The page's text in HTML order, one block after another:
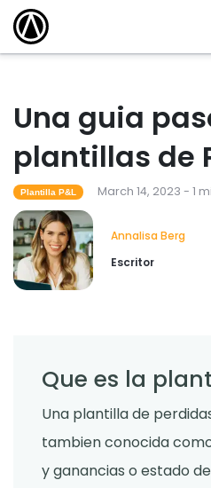
Una guia
plantillas de
Plantilla P&L March 14, 2023 - 1
Annalisa Berg
Escritor
Que es la
Una plantilla de
tambien conocida
y ganancias o estado